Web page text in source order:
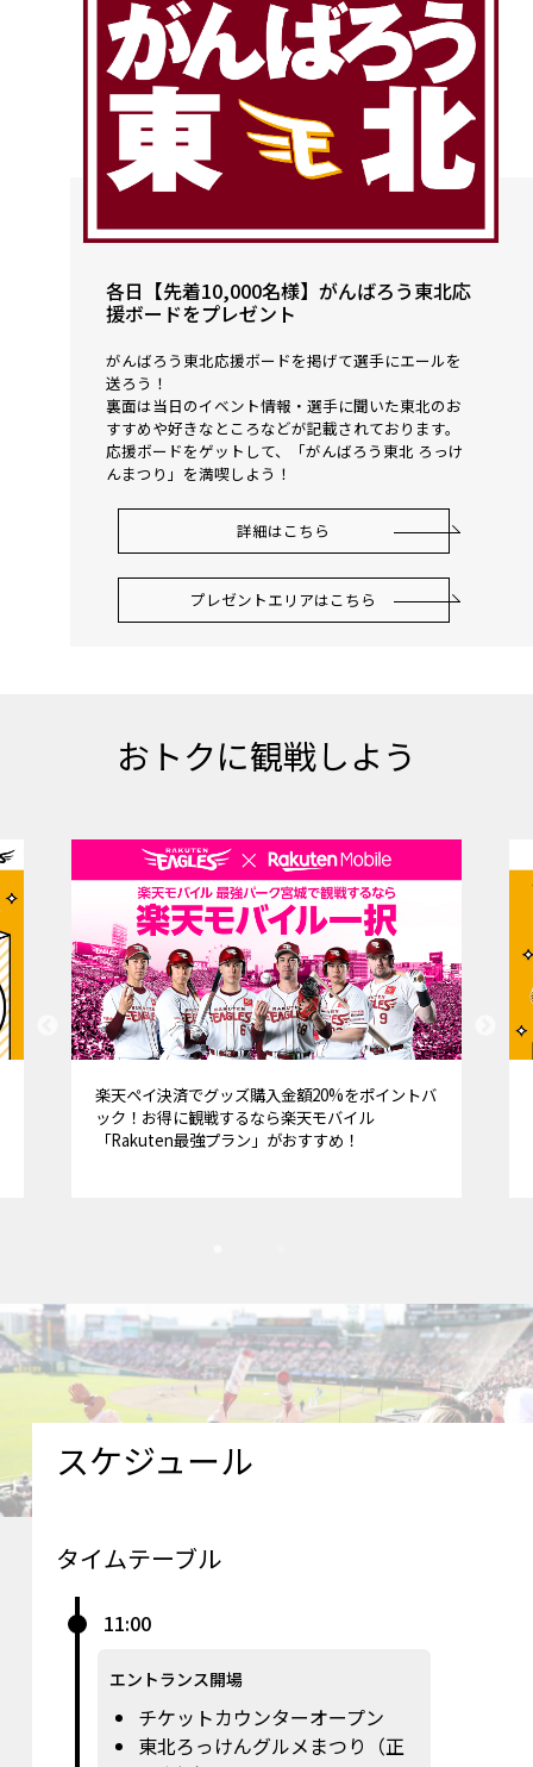
各日【先着10,000名様】がんばろう東北応
援ボードをプレゼント
がんばろう東北応援ボードを掲げて選手にエールを
送ろう！
裏面は当日のイベント情報・選手に聞いた東北のお
すすめや好きなところなどが記載されております。
応援ボードをゲットして、「がんばろう東北 ろっけ
んまつり」を満喫しよう！
詳細はこちら
プレゼントエリアはこちら
おトクに観戦しよう
楽天ペイ決済でグッズ購入金額20%をポイントバ
ック！お得に観戦するなら楽天モバイル
「Rakuten最強プラン」がおすすめ！
スケジュール
タイムテーブル
11:00
エントランス開場
チケットカウンターオープン
東北ろっけんグルメまつり（正